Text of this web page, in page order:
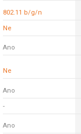
802.11 b/g/n
Ne
Ano
Ne
Ano
-
Ano